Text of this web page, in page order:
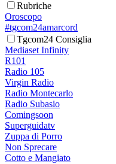
Rubriche
Oroscopo
#tgcom24amarcord
Tgcom24 Consiglia
Mediaset Infinity
R101
Radio 105
Virgin Radio
Radio Montecarlo
Radio Subasio
Comingsoon
Superguidatv
Zuppa di Porro
Non Sprecare
Cotto e Mangiato